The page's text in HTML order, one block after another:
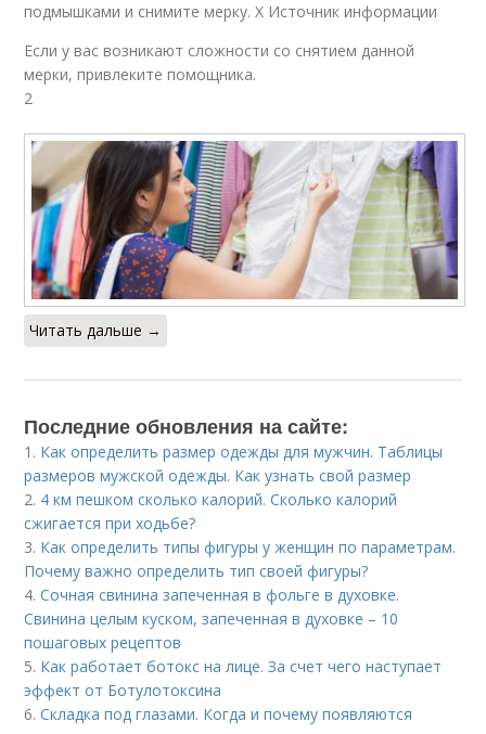
подмышками и снимите мерку. X Источник информации
Если у вас возникают сложности со снятием данной
мерки, привлеките помощника.
2
Читать дальше →
Последние обновления на сайте:
1. Как определить размер одежды для мужчин. Таблицы
размеров мужской одежды. Как узнать свой размер
2. 4 км пешком сколько калорий. Сколько калорий
сжигается при ходьбе?
3. Как определить типы фигуры у женщин по параметрам.
Почему важно определить тип своей фигуры?
4.Сочная свинина запеченная в фольге в духовке.
Свинина целым куском, запеченная в духовке – 10
пошаговых рецептов
5. Как работает ботокс на лице. За счет чего наступает
эффект от Ботулотоксина
6.Складка под глазами. Когда и почему появляются